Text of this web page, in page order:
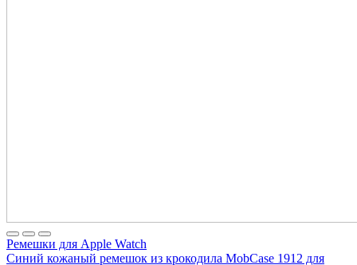
Ремешки для Apple Watch
Синий кожаный ремешок из крокодила MobCase 1912 для